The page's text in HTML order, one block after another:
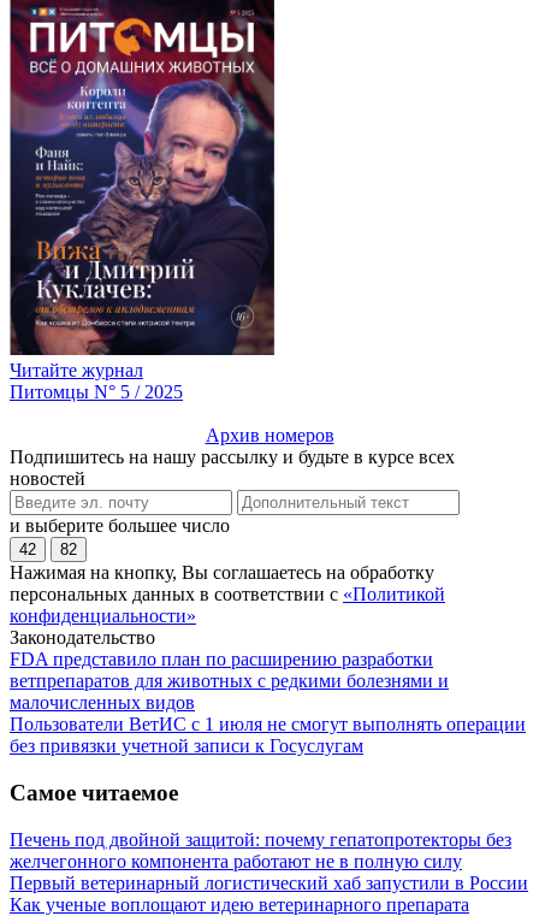
Читайте журнал
Питомцы N° 5 / 2025
Архив номеров
Подпишитесь на нашу рассылку и будьте в курсе всех
новостей
и выберите большее число
42 82
Нажимая на кнопку, Вы соглашаетесь на обработку
персональных данных в соответствии с «Политикой
конфиденциальности»
Законодательство
FDA представило план по расширению разработки
ветпрепаратов для животных с редкими болезнями и
малочисленных видов
Пользователи ВетИС с 1 июля не смогут выполнять операции
без привязки учетной записи к Госуслугам
Самое читаемое
Печень под двойной защитой: почему гепатопротекторы без
желчегонного компонента работают не в полную силу
Первый ветеринарный логистический хаб запустили в России
Как ученые воплощают идею ветеринарного препарата